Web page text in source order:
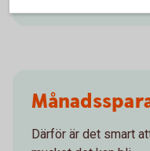
Därför är det smart